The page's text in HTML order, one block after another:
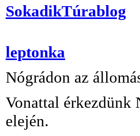
SokadikTúrablog
leptonka
Nógrádon az
Vonattal érkezdünk
elején.